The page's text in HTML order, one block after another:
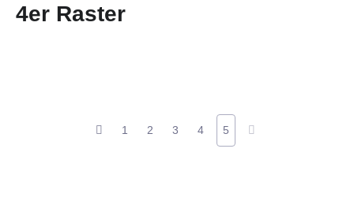
4er Raster
1 2 3 4 5